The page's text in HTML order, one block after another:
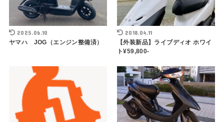
2025.06.10
ヤマハ JOG（エンジン整備済）
2018.04.11
【外装新品】ライブディオ ホワイ
ト¥59,800-